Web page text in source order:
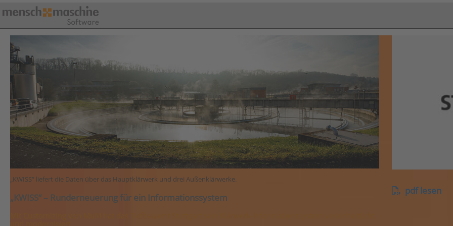
„KWISS“ liefert die Daten über das Hauptklärwerk und drei Außenklärwerke.
„KWISS“ – Runderneuerung für ein Informationssystem
pdf lesen